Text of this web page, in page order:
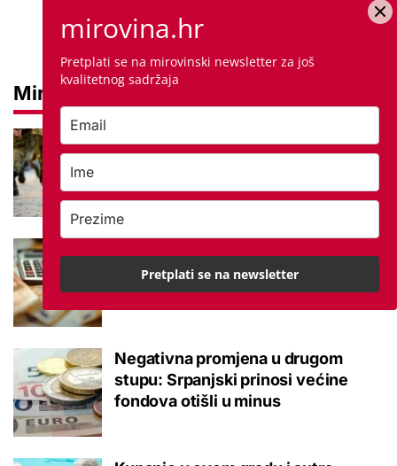
Mirovine
dvije kategorije, a prima ih oko
Važna brojka za kategoriju štednje
u drugom stupu
Negativna promjena u drugom
stupu: Srpanjski prinosi većine
fondova otišli u minus
mirovina.hr
Pretplati se na mirovinski newsletter za još
kvalitetnog sadržaja
Pretplati se na newsletter